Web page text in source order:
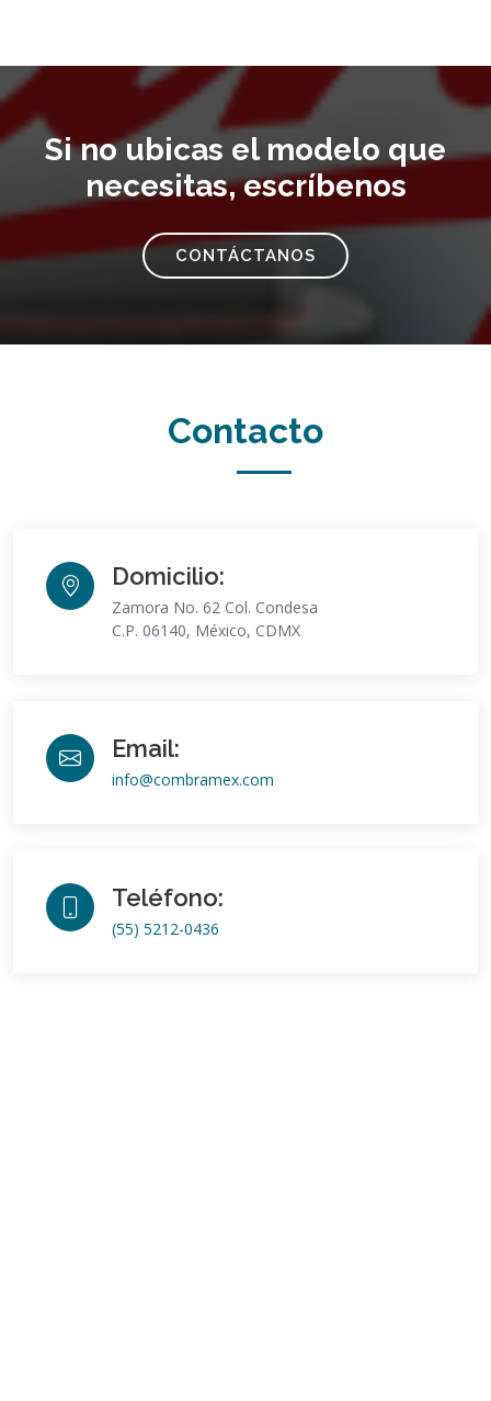
Si no ubicas el modelo que
necesitas, escríbenos
CONTÁCTANOS
Contacto
Domicilio:
Zamora No. 62 Col. Condesa
C.P. 06140, México, CDMX
Email:
info@combramex.com
Teléfono:
(55) 5212-0436